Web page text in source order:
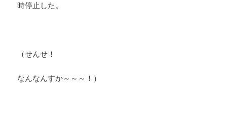
時停止した。
（せんせ！
なんなんすか～～～！）